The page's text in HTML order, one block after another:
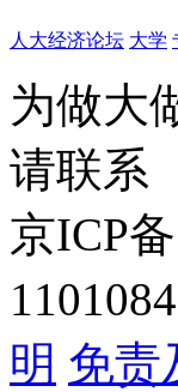
人大经济论坛 大学
为做大
请联系
京ICP
明 免责